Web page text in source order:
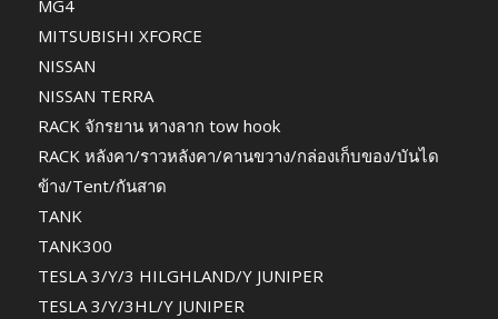
MG4
MITSUBISHI XFORCE
NISSAN
NISSAN TERRA
RACK จักรยาน หางลาก tow hook
RACK หลังคา/ราวหลังคา/คานขวาง/กล่องเก็บของ/บันได
ข้าง/Tent/กันสาด
TANK
TANK300
TESLA 3/Y/3 HILGHLAND/Y JUNIPER
TESLA 3/Y/3HL/Y JUNIPER